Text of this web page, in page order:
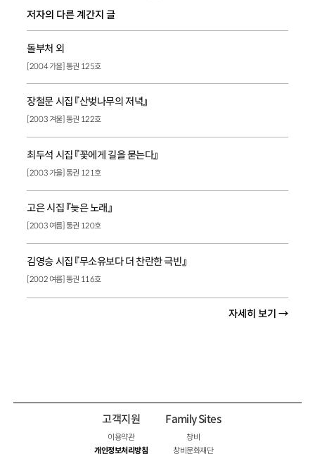
저자의 다른 계간지 글
돌부처 외
[2004 가을] 통권 125호
장철문 시집 『산벚나무의 저녁』
[2003 겨울] 통권 122호
최두석 시집 『꽃에게 길을 묻는다』
[2003 가을] 통권 121호
고은 시집 『늦은 노래』
[2003 여름] 통권 120호
김영승 시집 『무소유보다 더 찬란한 극빈』
[2002 여름] 통권 116호
자세히 보기 →
고객지원
이용약관
개인정보처리방침
Family Sites
창비
창비문화재단